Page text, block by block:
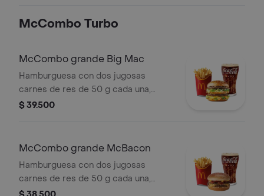
tomate y mostaza, en pan dorado con
grandes y bebida grande a elección.
McCombo Turbo
McCombo grande Big Mac
Hamburguesa con dos jugosas
carnes de res de 50 g cada una,
cebolla, lechuga fresca, pepinillos,
Mac™, en pan dorado con ajonjolí.
Acompañada de papas fritas grandes
y bebida grande a elección.
$ 39.500
McCombo grande McBacon
Hamburguesa con dos jugosas
carnes de res de 50 g cada una,
tocineta ahumada, cebolla, queso